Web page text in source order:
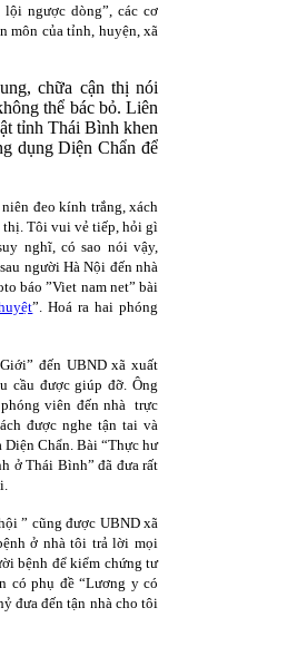
ngược dòng”, các cơ
môn của tỉnh, huyện, xã
chữa cận thị nói
thể bác bỏ. Liên
tỉnh Thái Bình khen
dụng Diện Chẩn để
đeo kính trắng, xách
thị. Tôi vui vẻ tiếp, hỏi gì
nghĩ, có sao nói vậy,
người Hà Nội đến nhà
báo ”Viet nam net” bài
”. Hoá ra hai phóng
đến UBND xã xuất
cầu được giúp đỡ. Ông
viên đến nhà trực
được nghe tận tai và
Chẩn. Bài “Thực hư
ở Thái Bình” đã đưa rất
” cũng được UBND xã
ở nhà tôi trả lời mọi
bệnh để kiểm chứng tư
có phụ đề “Lương y có
đưa đến tận nhà cho tôi